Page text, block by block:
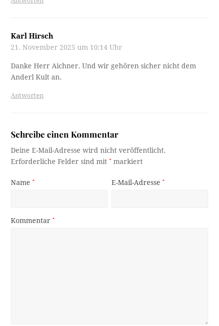
Karl Hirsch
21. November 2025 um 10:14 Uhr
Danke Herr Aichner. Und wir gehören sicher nicht dem
Anderl Kult an.
Antworten
Schreibe einen Kommentar
Deine E-Mail-Adresse wird nicht veröffentlicht.
Erforderliche Felder sind mit* markiert
Name* E-Mail-Adresse*
Kommentar*